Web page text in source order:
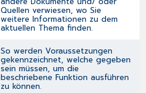
Quellen verwiesen, wo Sie
weitere Informationen zu dem
aktuellen Thema finden.
So werden Voraussetzungen
gekennzeichnet, welche gegeben
sein müssen, um die
beschriebene Funktion ausführen
zu können.